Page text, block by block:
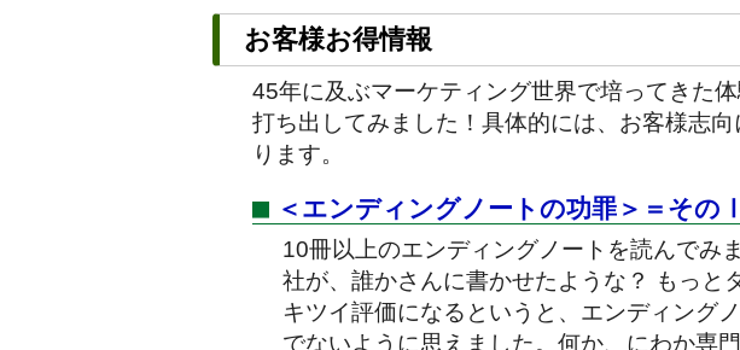
お客様お得情報
45年に及ぶマーケティング世界で培ってきた
打ち出してみました！具体的には、お客様志
ります。
＜エンディングノートの功罪＞＝そ
10冊以上のエンディングノートを読んでみ
社が、誰かさんに書かせたような？ もっと
キツイ評価になるというと、エンディング
でないように思えました。何か、にわか専